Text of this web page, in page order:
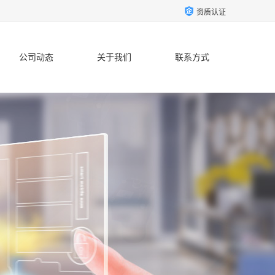
资质认证
公司动态 关于我们 联系方式